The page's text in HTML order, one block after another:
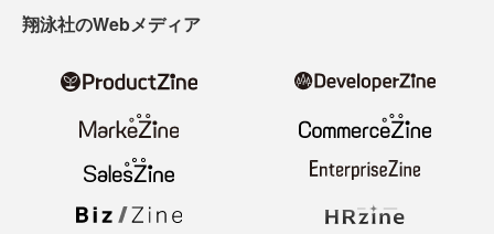
翔泳社のWebメディア